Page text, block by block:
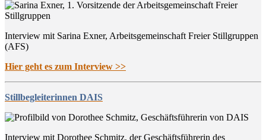
Interview mit Sarina Exner, Arbeitsgemeinschaft Freier Stillgruppen
(AFS)
Hier geht es zum Interview >>
Stillbegleiterinnen DAIS
Interview mit Dorothee Schmitz, der Geschäftsführerin des